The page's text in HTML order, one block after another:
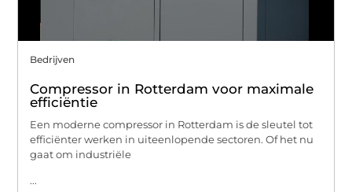
Bedrijven
Compressor in Rotterdam voor maximale
efficiëntie
Een moderne compressor in Rotterdam is de sleutel tot
efficiënter werken in uiteenlopende sectoren. Of het nu
gaat om industriële
...